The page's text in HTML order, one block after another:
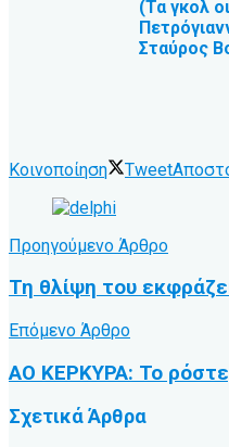
(Τα γκολ
Σταύρος
Κοινοποίηση Tweet
Προηγούμενο Άρθρο
Τη θλίψη του
Επόμενο Άρθρο
ΑΟ ΚΕΡΚΥΡΑ: Το
ΣχετικάΆρθρα